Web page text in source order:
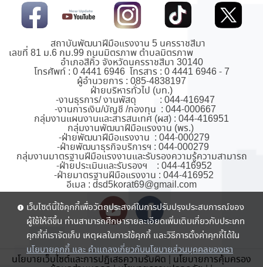
สถาบันพัฒนาฝีมือแรงงาน 5 นครราชสีมา
เลขที่ 81 ม.6 กม.99 ถนนมิตรภาพ ตำบลมิตรภาพ
อำเภอสีคิ้ว จังหวัดนครราชสีมา 30140
โทรศัพท์ : 0 4441 6946 โทรสาร : 0 4441 6946 - 7
ผู้อำนวยการ : 085-4838197
ฝ่ายบริหารทั่วไป (บท.)
-งานธุรการ/ งานพัสดุ : 044-416947
-งานการเงิน/บัญชี /กองทุน : 044-000667
กลุ่มงานแผนงานและสารสนเทศ (ผส) : 044-416951
กลุ่มงานพัฒนาฝีมือแรงงาน (พร.)
-ฝ่ายพัฒนาฝีมือแรงงาน : 044-000279
-ฝ่ายพัฒนาธุรกิจบริการฯ : 044-000279
กลุ่มงานมาตรฐานฝีมือแรงงานและรับรองความรู้ความสามารถ
-ฝ่ายประเมินและรับรองฯ : 044-416952
-ฝ่ายมาตรฐานฝีมือแรงงาน : 044-416952
อีเมล : dsd5korat69@gmail.com
นโยบายเว็บไซต์และการปฏิเสธความรับผิด | นโยบายการคุ้มครอง
เว็บไซต์นี้ใช้คุกกี้เพื่อวัตถุประสงค์ในการปรับปรุงประสบการณ์ของ
ผู้ใช้ให้ดีขึ้น ท่านสามารถศึกษารายละเอียดเพิ่มเติมเกี่ยวกับประเภท
คุกกี้ที่เราจัดเก็บ เหตุผลในการใช้คุกกี้ และวิธีการตั้งค่าคุกกี้ได้ใน
นโยบายคุกกี้ และ คำแถลงเกี่ยวกับนโยบายส่วนบุคคลของเรา